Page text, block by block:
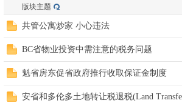
版块主题
共管公寓炒家 小心违法
BC省物业投资中需注意的税务问题
魁省房东促省政府推行收取保证金制度
安省和多伦多土地转让税退税(Land